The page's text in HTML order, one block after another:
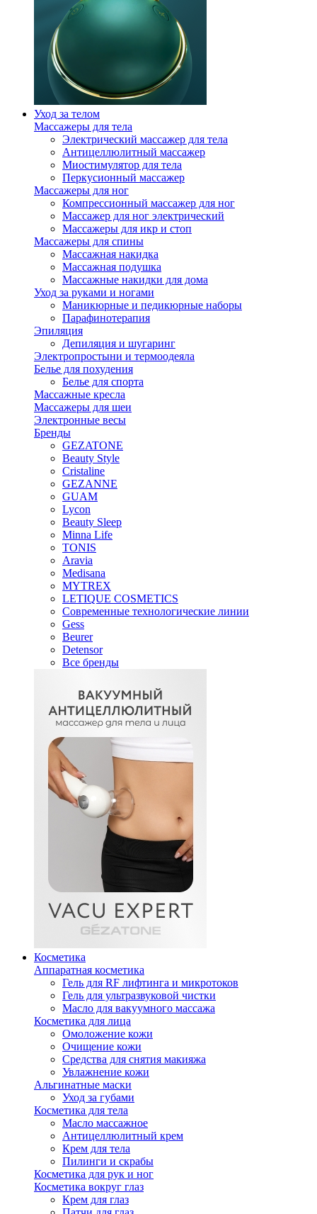
Уход за телом
Массажеры для тела
Электрический массажер для тела
Антицеллюлитный массажер
Миостимулятор для тела
Перкусионный массажер
Массажеры для ног
Компрессионный массажер для ног
Массажер для ног электрический
Массажеры для икр и стоп
Массажеры для спины
Массажная накидка
Массажная подушка
Массажные накидки для дома
Уход за руками и ногами
Маникюрные и педикюрные наборы
Парафинотерапия
Эпиляция
Депиляция и шугаринг
Электропростыни и термоодеяла
Белье для похудения
Белье для спорта
Массажные кресла
Массажеры для шеи
Электронные весы
Бренды
GEZATONE
Beauty Style
Cristaline
GEZANNE
GUAM
Lycon
Beauty Sleep
Minna Life
TONIS
Aravia
Medisana
MYTREX
LETIQUE COSMETICS
Современные технологические линии
Gess
Beurer
Detensor
Все бренды
Косметика
Аппаратная косметика
Гель для RF лифтинга и микротоков
Гель для ультразвуковой чистки
Масло для вакуумного массажа
Косметика для лица
Омоложение кожи
Очищение кожи
Средства для снятия макияжа
Увлажнение кожи
Альгинатные маски
Уход за губами
Косметика для тела
Масло массажное
Антицеллюлитный крем
Крем для тела
Пилинги и скрабы
Косметика для рук и ног
Косметика вокруг глаз
Крем для глаз